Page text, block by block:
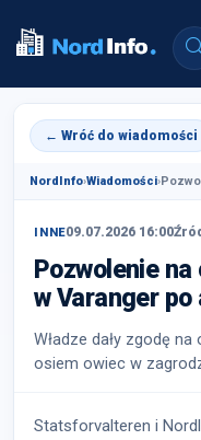
← Wróć do wiadomości
NordInfo›Wiadomości›
INNE09.07.2026 16:00
Pozwolenie
w Varanger
Władze dały zgodę
osiem owiec w
Statsforvalteren i